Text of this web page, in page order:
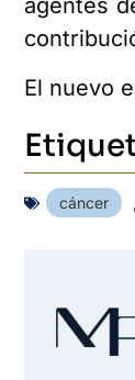
agentes
El nuevo
cáncer